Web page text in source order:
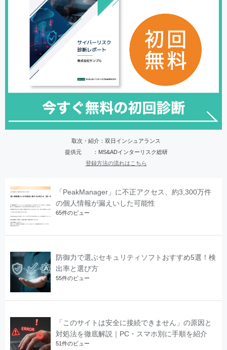
取次・紹介：双日インシュアランス
提供元 ：MS&ADインターリスク総研
登録方法の流れはこちら
「PeakManager」に不正アクセス、約3,300万件
の個人情報が漏えいした可能性
65件のビュー
防御力で選ぶセキュリティソフトおすすめ5選！検
出率と選び方
55件のビュー
「このサイトは安全に接続できません」の原因と
対処法を徹底解説｜PC・スマホ別に手順を紹介
51件のビュー